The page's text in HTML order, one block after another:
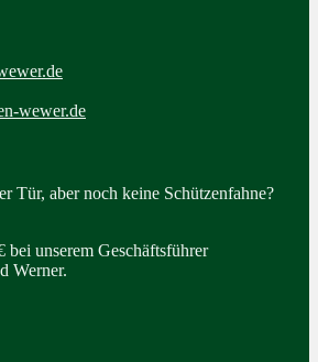
wewer.de
Tür, aber noch keine Schützenfahne?
bei unserem Geschäftsführer
Werner.